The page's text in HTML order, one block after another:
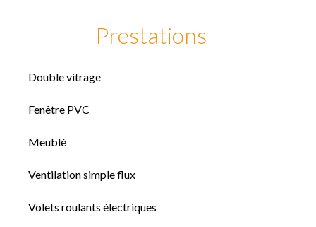
Prestations
Double vitrage
Fenêtre PVC
Meublé
Ventilation simple flux
Volets roulants électriques